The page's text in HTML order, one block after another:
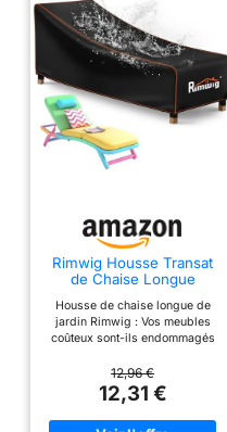
Rimwig Housse Transat
de Chaise Longue
Imperméable,Housse
Transat Jardin Exterieur
en Rotin pour
UV,200x75x40/70cm,No
ir
Housse de chaise longue de
jardin Rimwig : Vos meubles
coûteux sont-ils endommagés
poussière ? Les housses de
protection des chaises longues
Rimwig sont recouvertes de
nano polyuréthane et disposent
12,96 €
12,31 €